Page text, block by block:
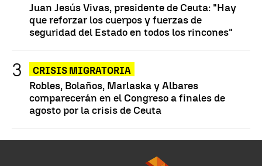
Juan Jesús Vivas, presidente de Ceuta: "Hay
que reforzar los cuerpos y fuerzas de
seguridad del Estado en todos los rincones"
CRISIS MIGRATORIA
Robles, Bolaños, Marlaska y Albares
comparecerán en el Congreso a finales de
agosto por la crisis de Ceuta